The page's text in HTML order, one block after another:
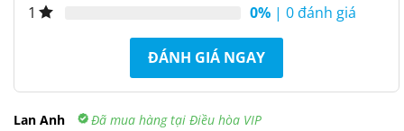
1
0% | 0 đánh giá
ĐÁNH GIÁ NGAY
Lan Anh Đã mua hàng tại Điều hòa VIP